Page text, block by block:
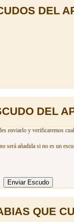
DEL
DEL
enviarlo y verificaremos
será añadida si no es un
QUE